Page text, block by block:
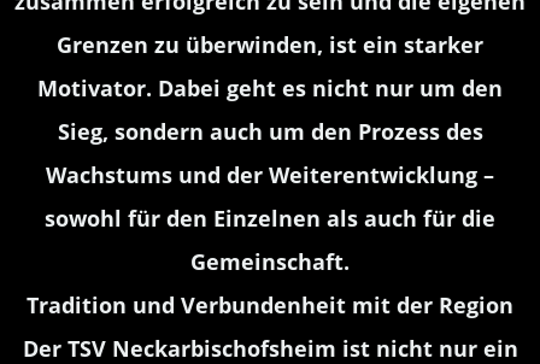
Grenzen zu überwinden, ist ein starker
Motivator. Dabei geht es nicht nur um den
Sieg, sondern auch um den Prozess des
Wachstums und der Weiterentwicklung –
sowohl für den Einzelnen als auch für die
Gemeinschaft.
Tradition und Verbundenheit mit der Region
Der TSV Neckarbischofsheim ist nicht nur ein